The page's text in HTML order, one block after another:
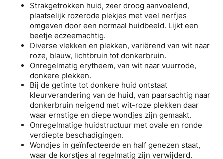
Strakgetrokken huid, zeer droog aanvoelend,
plaatselijk rozerode plekjes met veel nerfjes
omgeven door een normaal huidbeeld. Lijkt een
beetje eczeemachtig.
Diverse vlekken en plekken, variërend van wit naar
roze, blauw, lichtbruin tot donkerbruin.
Onregelmatig erytheem, van wit naar vuurrode,
donkere plekken.
Bij de getinte tot donkere huid ontstaat
kleurverandering van de huid, van paarsachtig naar
donkerbruin neigend met wit-roze plekken daar
waar ernstige en diepe wondjes zijn gemaakt.
Onregelmatige huidstructuur met ovale en ronde
verdiepte beschadigingen.
Wondjes in geïnfecteerde en half genezen staat,
waar de korstjes al regelmatig zijn verwijderd.